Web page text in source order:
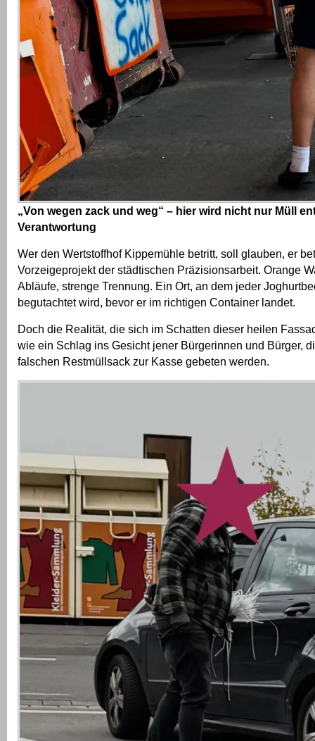
„Von wegen zack und weg“ – hier wird nicht nur Müll
Verantwortung
Wer den Wertstoffhof Kippemühle betritt, soll glauben, er
Vorzeigeprojekt der städtischen Präzisionsarbeit. Orange
Abläufe, strenge Trennung. Ein Ort, an dem jeder
begutachtet wird, bevor er im richtigen Container landet.
Doch die Realität, die sich im Schatten dieser heilen
wie ein Schlag ins Gesicht jener Bürgerinnen und Bürger,
falschen Restmüllsack zur Kasse gebeten werden.